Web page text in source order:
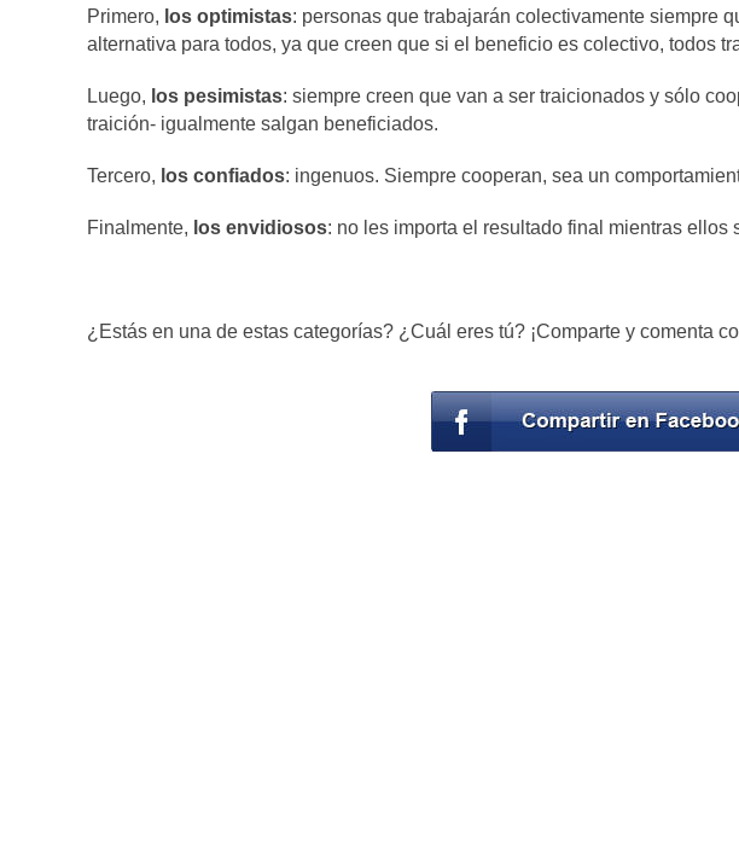
Primero, los optimistas: personas que trabajarán colectivamente siempre
alternativa para todos, ya que creen que si el beneficio es colectivo, todos
Luego, los pesimistas: siempre creen que van a ser traicionados y sólo
traición- igualmente salgan beneficiados.
Tercero, los confiados: ingenuos. Siempre cooperan, sea un
Finalmente, los envidiosos: no les importa el resultado final mientras ellos
¿Estás en una de estas categorías? ¿Cuál eres tú? ¡Comparte y comenta